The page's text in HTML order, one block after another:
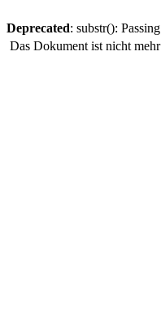
Deprecated: substr():
Das Dokument ist nicht